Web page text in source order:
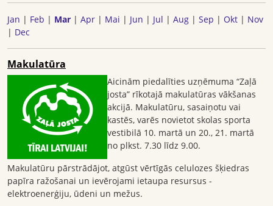
Jan | Feb | Mar | Apr | Mai | Jun | Jul | Aug | Sep | Okt | Nov
| Dec
Makulatūra
Aicinām piedalīties uzņēmuma “Zaļā
josta” rīkotajā makulatūras vākšanas
akcijā. Makulatūru, sasaiņotu vai
kastēs, varēs novietot skolas sporta
vestibilā 10. martā un 20., 21. martā
no plkst. 7.30 līdz 9.00.
Makulatūru pārstrādājot, atgūst vērtīgās celulozes šķiedras
papīra ražošanai un ievērojami ietaupa resursus -
elektroenerģiju, ūdeni un mežus.